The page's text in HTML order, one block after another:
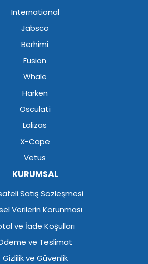
International
Jabsco
Berhimi
Fusion
Whale
Harken
Osculati
Lalizas
X-Cape
Vetus
KURUMSAL
Satış Sözleşmesi
Verilerin Korunması
ve İade Koşulları
ve Teslimat
Gizlilik ve Güvenlik